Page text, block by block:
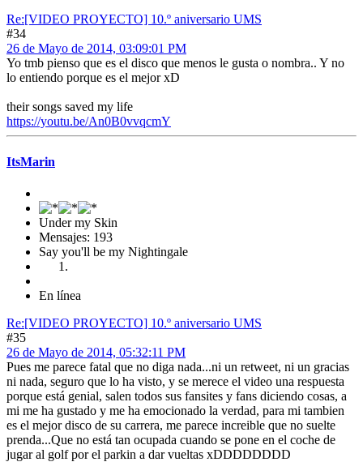
Re:[VIDEO PROYECTO] 10.º aniversario UMS
#34
26 de Mayo de 2014, 03:09:01 PM
Yo tmb pienso que es el disco que menos le gusta o nombra.. Y no
lo entiendo porque es el mejor xD
their songs saved my life
https://youtu.be/An0B0vvqcmY
ItsMarin
Under my Skin
Mensajes: 193
Say you'll be my Nightingale
En línea
Re:[VIDEO PROYECTO] 10.º aniversario UMS
#35
26 de Mayo de 2014, 05:32:11 PM
Pues me parece fatal que no diga nada...ni un retweet, ni un gracias
ni nada, seguro que lo ha visto, y se merece el video una respuesta
porque está genial, salen todos sus fansites y fans diciendo cosas, a
mi me ha gustado y me ha emocionado la verdad, para mi tambien
es el mejor disco de su carrera, me parece increible que no suelte
prenda...Que no está tan ocupada cuando se pone en el coche de
jugar al golf por el parkin a dar vueltas xDDDDDDDD